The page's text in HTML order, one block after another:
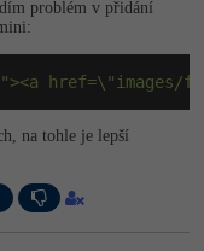
problém v přidání
href=\"images/
na tohle je lepší